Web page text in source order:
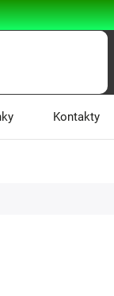
Kontakty